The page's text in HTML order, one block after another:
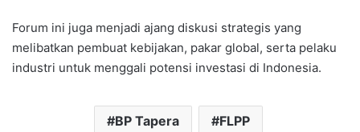
Forum ini juga menjadi ajang diskusi strategis yang
melibatkan pembuat kebijakan, pakar global, serta pelaku
industri untuk menggali potensi investasi di Indonesia.
BP Tapera FLPP